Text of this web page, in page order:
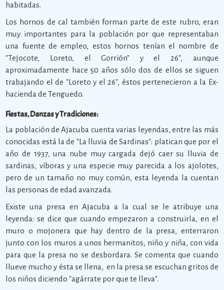
habitadas.
Los hornos de cal también forman parte de este rubro, eran
muy importantes para la población por que representaban
una fuente de empleo, estos hornos tenían el nombre de
"Tejocote, Loreto, el Gorrión" y el 26", aunque
aproximadamente hace 50 años sólo dos de ellos se siguen
trabajando el de "Loreto y el 26", éstos pertenecieron a la Ex-
hacienda de Tenguedo.
Fiestas, Danzas y Tradiciones:
La población de Ajacuba cuenta varias leyendas, entre las más
conocidas está la de "La lluvia de Sardinas": platican que por el
año de 1937, una nube muy cargada dejó caer su lluvia de
sardinas, víboras y una especie muy parecida a los ajolotes,
pero de un tamaño no muy común, esta leyenda la cuentan
las personas de edad avanzada.
Existe una presa en Ajacuba a la cual se le atribuye una
leyenda: se dice que cuando empezaron a construirla, en el
muro o mojonera que hay dentro de la presa, enterraron
junto con los muros a unos hermanitos, niño y niña, con vida
para que la presa no se desbordara. Se comenta que cuando
llueve mucho y ésta se llena, en la presa se escuchan gritos de
los niños diciendo "agárrate por que te lleva".